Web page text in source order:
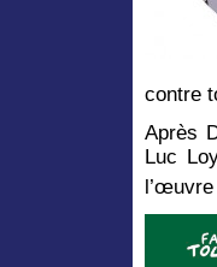
contre
Après
Luc
l’œuvre